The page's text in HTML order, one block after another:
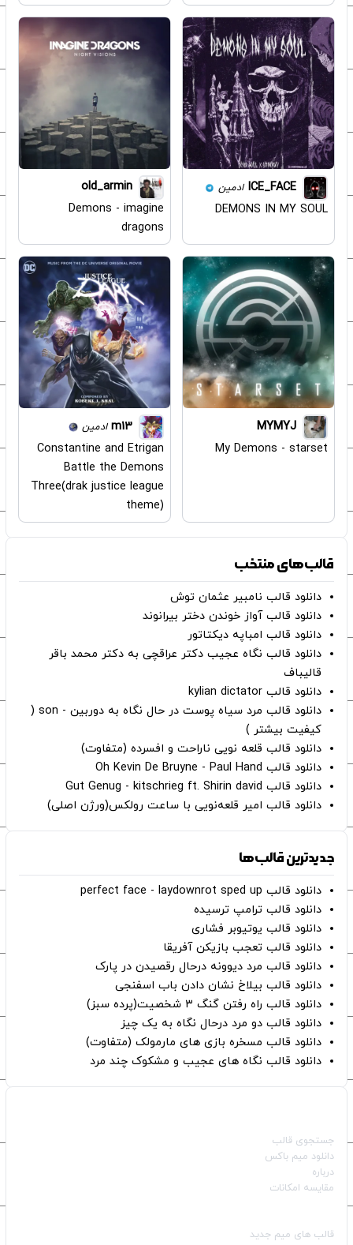
ICE_FACE ادمین
DEMONS IN MY SOUL
old_armin
Demons - imagine
dragons
MYMYJ
My Demons - starset
m13 ادمین
Constantine and Etrigan
Battle the Demons
Three(drak justice league
theme)
قالب‌های منتخب
دانلود قالب نامبیر عثمان ‌توش
دانلود قالب آواز خوندن دختر بیرانوند
دانلود قالب امباپه دیکتاتور
دانلود قالب نگاه عجیب دکتر عراقچی به دکتر محمد باقر
قالیباف
دانلود قالب kylian dictator
دانلود قالب مرد سیاه پوست در حال نگاه به دوربین - son (
کیفیت بیشتر )
دانلود قالب قلعه نویی ناراحت و افسرده (متفاوت)
دانلود قالب Oh Kevin De Bruyne - Paul Hand
دانلود قالب Gut Genug - kitschrieg ft. Shirin david
دانلود قالب امیر قلعه‌نویی با ساعت رولکس(ورژن اصلی)
جدیدترین قالب‌ها
دانلود قالب perfect face - laydownrot sped up
دانلود قالب ترامپ ترسیده
دانلود قالب یوتیوبر فشاری
دانلود قالب تعجب بازیکن آفریقا
دانلود قالب مرد دیوونه درحال رقصیدن در پارک
دانلود قالب بیلاخ نشان دادن باب اسفنجی
دانلود قالب راه رفتن گنگ ۳ شخصیت(پرده سبز)
دانلود قالب دو مرد درحال نگاه به یک چیز
دانلود قالب مسخره بازی های مارمولک (متفاوت)
دانلود قالب نگاه های عجیب و مشکوک چند مرد
جستجوی قالب
دانلود میم باکس
درباره
مقایسه امکانات
قالب‌ های میم جدید